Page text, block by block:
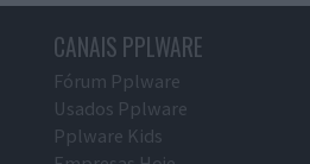
CANAIS PPLWARE
Fórum Pplware
Usados Pplware
Pplware Kids